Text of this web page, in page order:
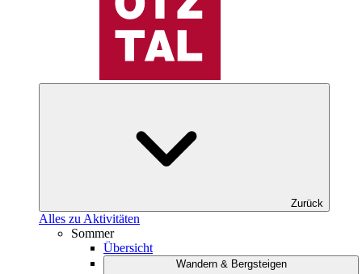
Zurück
Alles zu Aktivitäten
Sommer
Übersicht
Wandern & Bergsteigen